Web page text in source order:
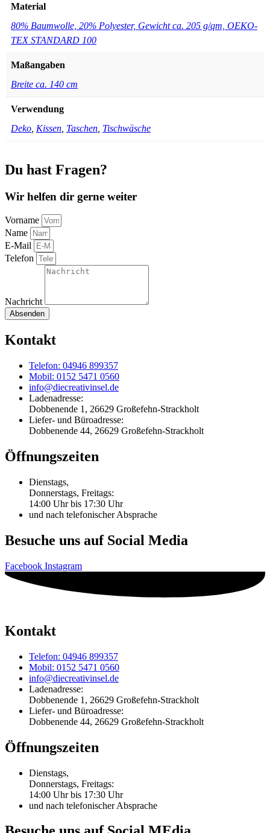
Material
80% Baumwolle, 20% Polyester, Gewicht ca. 205 g/qm, OEKO-
TEX STANDARD 100
Maßangaben
Breite ca. 140 cm
Verwendung
Deko Kissen Taschen Tischwäsche
Du hast Fragen?
Wir helfen dir gerne weiter
Vorname
Name
E-Mail
Telefon
Nachricht
Absenden
Kontakt
Telefon: 04946 899357
Mobil: 0152 5471 0560
info@diecreativinsel.de
Ladenadresse:
Dobbenende 1, 26629 Großefehn-Strackholt
Liefer- und Büroadresse:
Dobbenende 44, 26629 Großefehn-Strackholt
Öffnungszeiten
Dienstags,
Donnerstags, Freitags:
14:00 Uhr bis 17:30 Uhr
und nach telefonischer Absprache
Besuche uns auf Social Media
Facebook Instagram
Kontakt
Telefon: 04946 899357
Mobil: 0152 5471 0560
info@diecreativinsel.de
Ladenadresse:
Dobbenende 1, 26629 Großefehn-Strackholt
Liefer- und Büroadresse:
Dobbenende 44, 26629 Großefehn-Strackholt
Öffnungszeiten
Dienstags,
Donnerstags, Freitags:
14:00 Uhr bis 17:30 Uhr
und nach telefonischer Absprache